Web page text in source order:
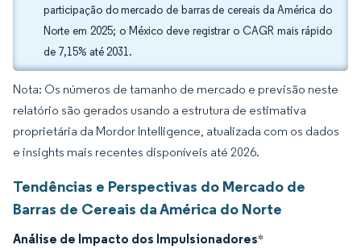
participação do mercado de barras de cereais da América do
Norte em 2025; o México deve registrar o CAGR mais rápido
de 7,15% até 2031.
Nota: Os números de tamanho de mercado e previsão neste
relatório são gerados usando a estrutura de estimativa
proprietária da Mordor Intelligence, atualizada com os dados
e insights mais recentes disponíveis até 2026.
Tendências e Perspectivas do Mercado de
Barras de Cereais da América do Norte
Análise de Impacto dos Impulsionadores*